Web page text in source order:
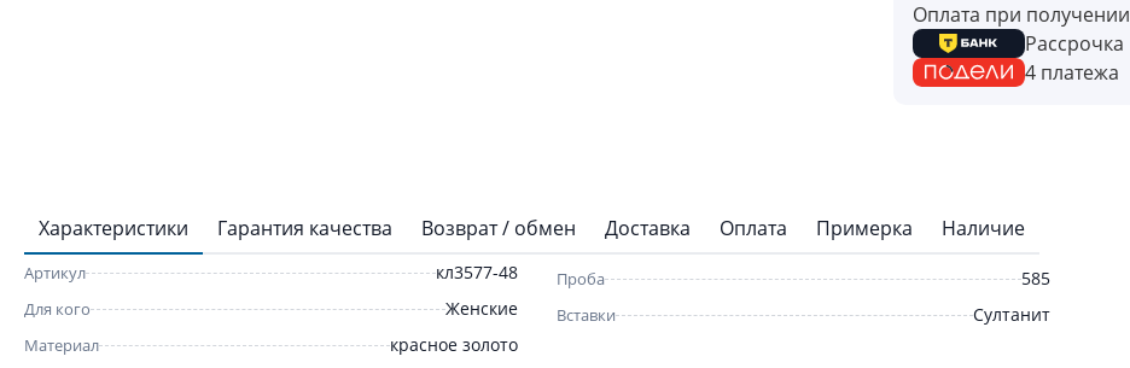
Оплата при получении
Рассрочка
4 платежа
Характеристики Гарантия качества Возврат / обмен Доставка Оплата Примерка Наличие
Артикул кл3577-48
Для кого Женские
Материал красное золото
Проба 585
Вставки Султанит